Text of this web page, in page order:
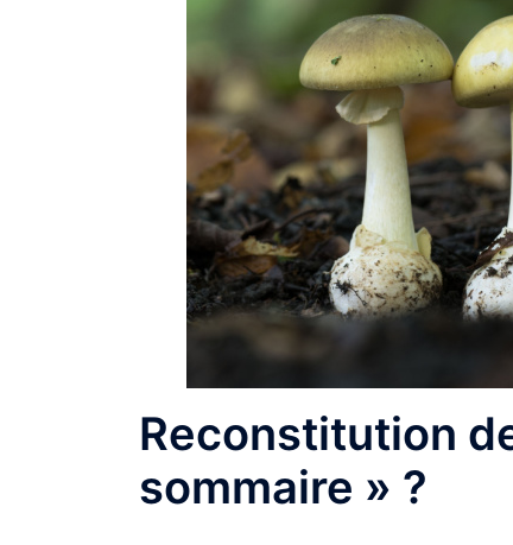
Reconstitution
sommaire » ?